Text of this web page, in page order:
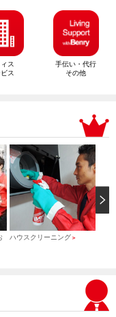
ス
ス
手伝い・代行
その他
ハウスクリーニング ＞